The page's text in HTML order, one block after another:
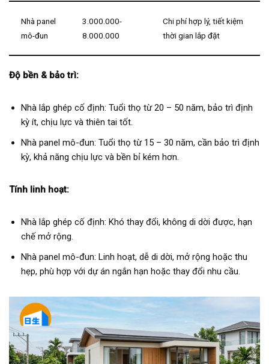
Nhà panel
mô-đun
3.000.000-
8.000.000
Chi phí hợp lý, tiết kiệm
thời gian lắp đặt
Độ bền & bảo trì:
Nhà lắp ghép cố định: Tuổi thọ từ 20 – 50 năm, bảo trì định
kỳ ít, chịu lực và thiên tai tốt.
Nhà panel mô-đun: Tuổi thọ từ 15 – 30 năm, cần bảo trì định
kỳ, khả năng chịu lực và bền bỉ kém hơn.
Tính linh hoạt:
Nhà lắp ghép cố định: Khó thay đổi, không di dời được, hạn
chế mở rộng.
Nhà panel mô-đun: Linh hoạt, dễ di dời, mở rộng hoặc thu
hẹp, phù hợp với dự án ngắn hạn hoặc thay đổi nhu cầu.